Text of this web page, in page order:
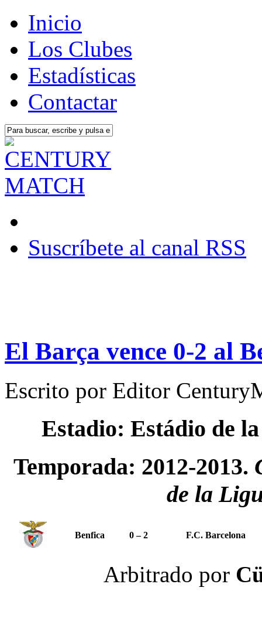
Inicio
Los Clubes
Estadísticas
Contactar
Suscríbete al canal RSS
El Barça vence 0-2 al
Escrito por Editor
Estadio: Estádio de
Temporada: 2012-2013.
de la
Benfica 0 – 2 F.C. Barcelona
Arbitrado por